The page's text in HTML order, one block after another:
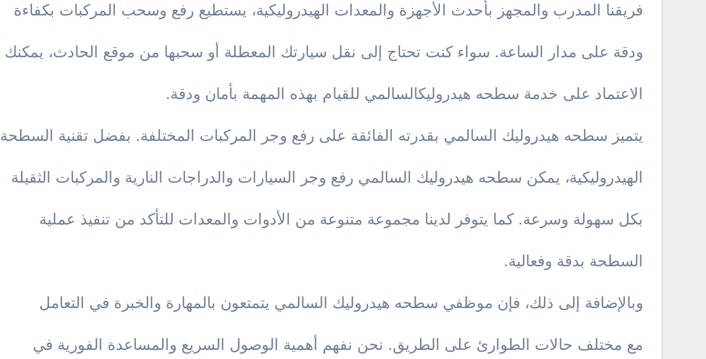
فريقنا المدرب والمجهز بأحدث الأجهزة والمعدات الهيدروليكية، يستطيع رفع وسحب المركبات بكفاءة
ودقة على مدار الساعة. سواء كنت تحتاج إلى نقل سيارتك المعطلة أو سحبها من موقع الحادث، يمكنك
الاعتماد على خدمة سطحه هيدروليكالسالمي للقيام بهذه المهمة بأمان ودقة.
يتميز سطحه هيدروليك السالمي بقدرته الفائقة على رفع وجر المركبات المختلفة. بفضل تقنية السطحة
الهيدروليكية، يمكن سطحه هيدروليك السالمي رفع وجر السيارات والدراجات النارية والمركبات الثقيلة
بكل سهولة وسرعة. كما يتوفر لدينا مجموعة متنوعة من الأدوات والمعدات للتأكد من تنفيذ عملية
السطحة بدقة وفعالية.
وبالإضافة إلى ذلك، فإن موظفي سطحه هيدروليك السالمي يتمتعون بالمهارة والخبرة في التعامل
مع مختلف حالات الطوارئ على الطريق. نحن نفهم أهمية الوصول السريع والمساعدة الفورية في